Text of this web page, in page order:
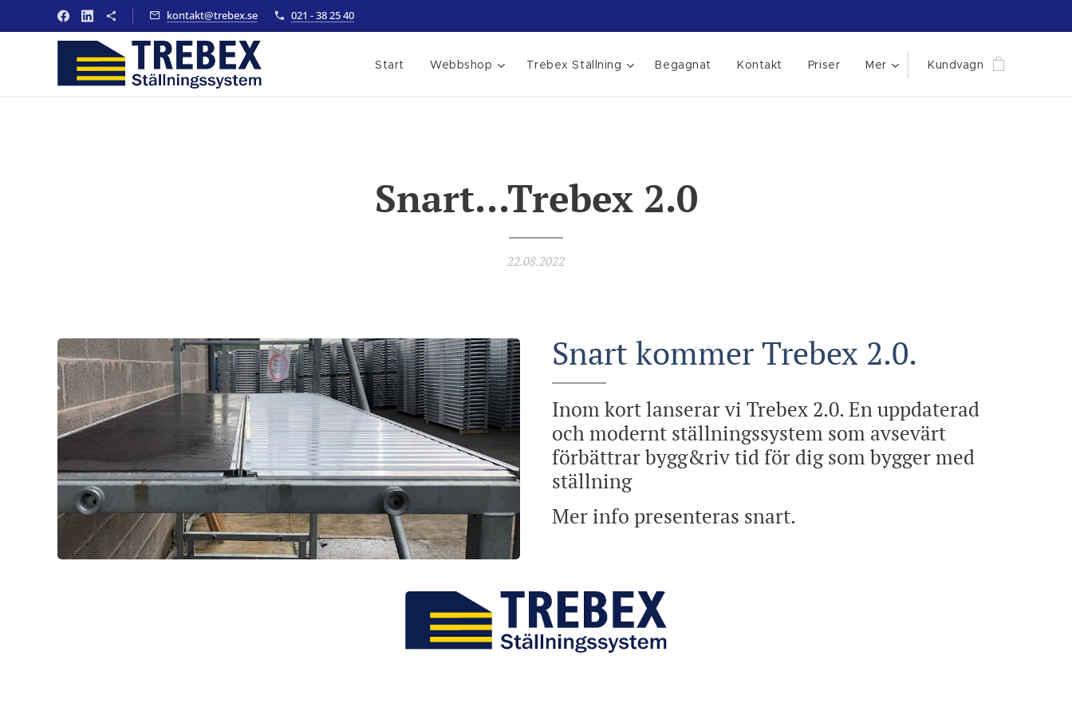
kontakt@trebex.se 021 - 38 25 40
Start Webbshop Trebex Ställning Begagnat Kontakt Priser Mer Kundvagn
Snart...Trebex 2.0
22.08.2022
Snart kommer Trebex 2.0.
Inom kort lanserar vi Trebex 2.0. En uppdaterad
och modernt ställningssystem som avsevärt
förbättrar bygg&riv tid för dig som bygger med
ställning
Mer info presenteras snart.